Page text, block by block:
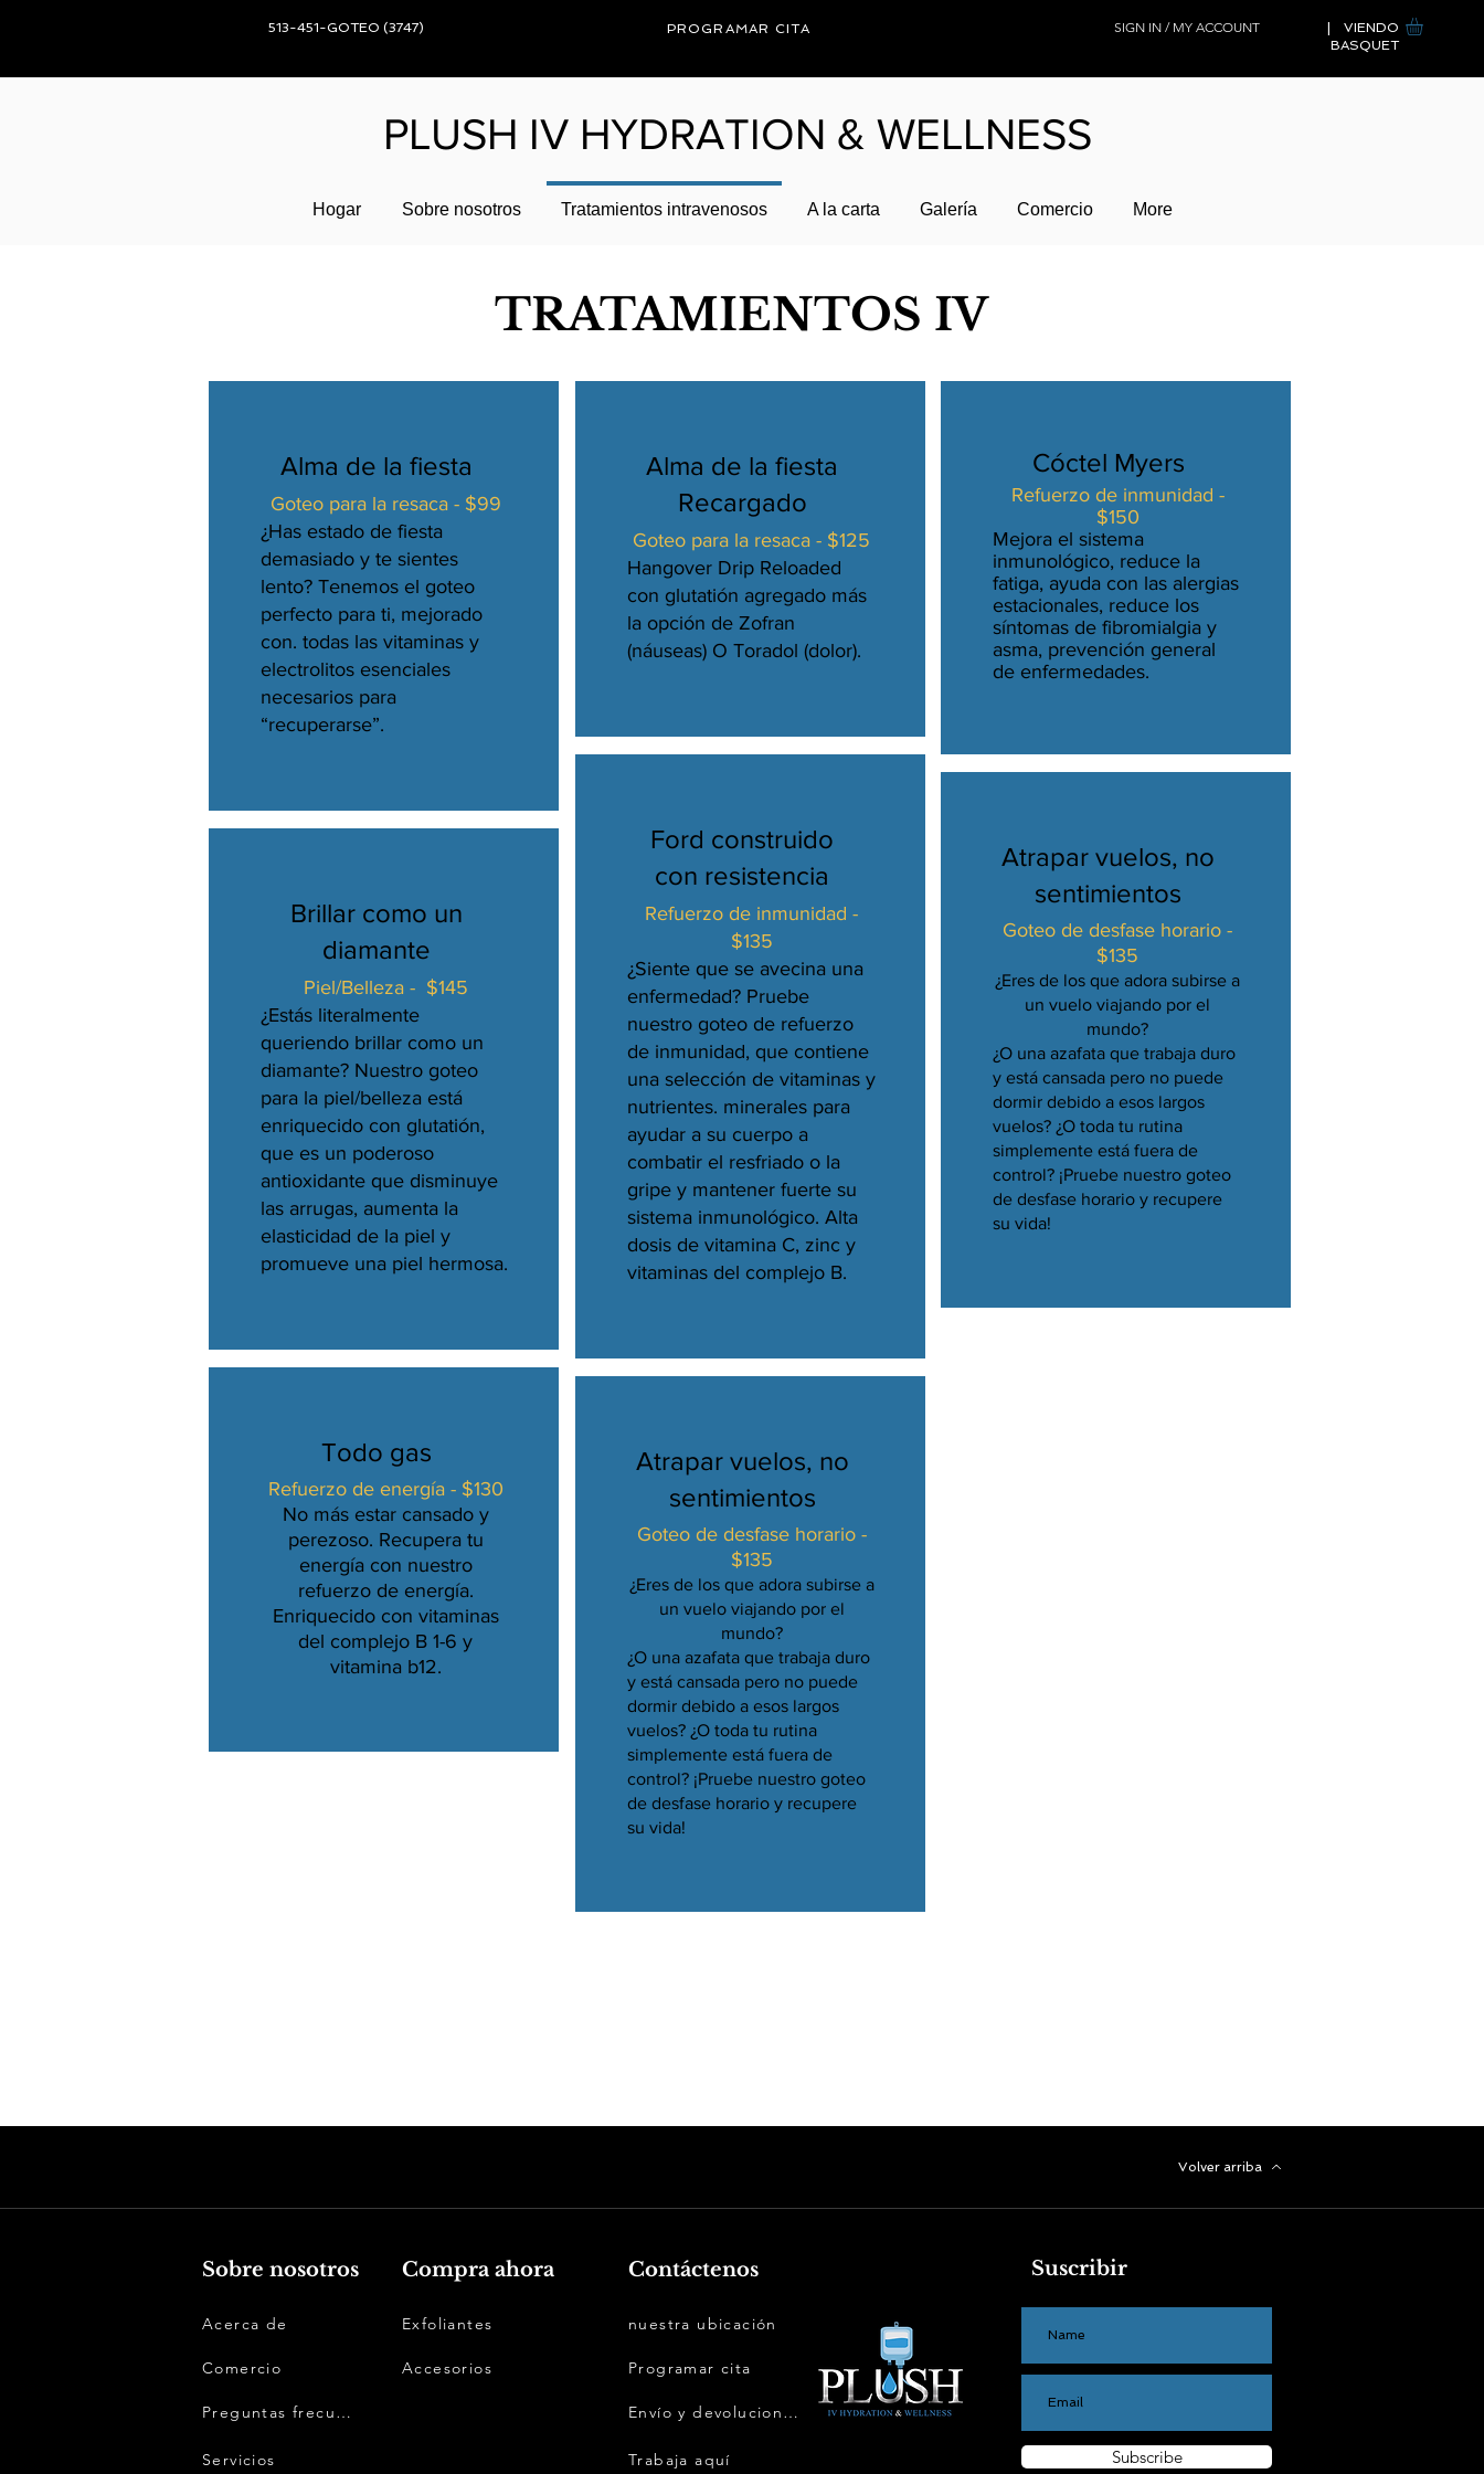
513-451-GOTEO (3747) PROGRAMAR CITA SIGN IN / MY ACCOUNT
| VIENDO
BASQUET
PLUSH IV HYDRATION & WELLNESS
Hogar Sobre nosotros Tratamientos intravenosos A la carta Galería Comercio More
TRATAMIENTOS IV
Alma de la fiesta
Goteo para la resaca - $99
¿Has estado de fiesta
demasiado y te sientes
lento? Tenemos el goteo
perfecto para ti, mejorado
con. todas las vitaminas y
electrolitos esenciales
necesarios para
“recuperarse”.
Brillar como un
diamante
Piel/Belleza - $145
¿Estás literalmente
queriendo brillar como un
diamante? Nuestro goteo
para la piel/belleza está
enriquecido con glutatión,
que es un poderoso
antioxidante que disminuye
las arrugas, aumenta la
elasticidad de la piel y
promueve una piel hermosa.
Todo gas
Refuerzo de energía - $130
No más estar cansado y
perezoso. Recupera tu
energía con nuestro
refuerzo de energía.
Enriquecido con vitaminas
del complejo B 1-6 y
vitamina b12.
Alma de la fiesta
Recargado
Goteo para la resaca - $125
Hangover Drip Reloaded
con glutatión agregado más
la opción de Zofran
(náuseas) O Toradol (dolor).
Ford construido
con resistencia
Refuerzo de inmunidad -
$135
¿Siente que se avecina una
enfermedad? Pruebe
nuestro goteo de refuerzo
de inmunidad, que contiene
una selección de vitaminas y
nutrientes. minerales para
ayudar a su cuerpo a
combatir el resfriado o la
gripe y mantener fuerte su
sistema inmunológico. Alta
dosis de vitamina C, zinc y
vitaminas del complejo B.
Atrapar vuelos, no
sentimientos
Goteo de desfase horario -
$135
¿Eres de los que adora subirse a
un vuelo viajando por el
mundo?
¿O una azafata que trabaja duro
y está cansada pero no puede
dormir debido a esos largos
vuelos? ¿O toda tu rutina
simplemente está fuera de
control? ¡Pruebe nuestro goteo
de desfase horario y recupere
su vida!
Cóctel Myers
Refuerzo de inmunidad -
$150
Mejora el sistema
inmunológico, reduce la
fatiga, ayuda con las alergias
estacionales, reduce los
síntomas de fibromialgia y
asma, prevención general
de enfermedades.
Atrapar vuelos, no
sentimientos
Goteo de desfase horario -
$135
¿Eres de los que adora subirse a
un vuelo viajando por el
mundo?
¿O una azafata que trabaja duro
y está cansada pero no puede
dormir debido a esos largos
vuelos? ¿O toda tu rutina
simplemente está fuera de
control? ¡Pruebe nuestro goteo
de desfase horario y recupere
su vida!
Volver arriba
Sobre nosotros
Acerca de
Comercio
Preguntas frecuentes
Servicios
Compra ahora
Exfoliantes
Accesorios
Contáctenos
nuestra ubicación
Programar cita
Envío y devoluciones
Trabaja aquí
Suscribir
Subscribe